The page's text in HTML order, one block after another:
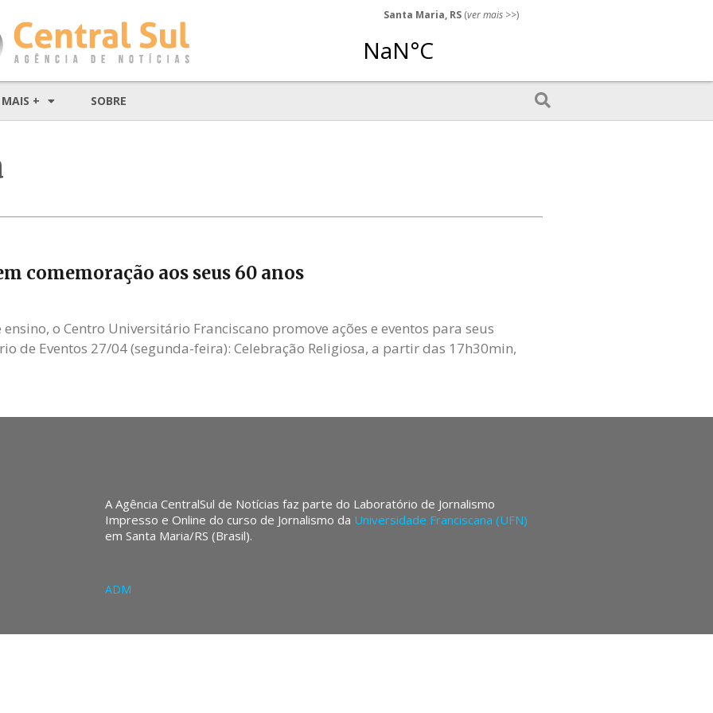
Santa Maria, RS (ver mais >>)
MAIS + SOBRE
comemoração aos seus 60 anos
o Centro Universitário Franciscano promove ações e eventos para seus
de Eventos 27/04 (segunda-feira): Celebração Religiosa, a partir das 17h30min,
A Agência CentralSul de Notícias faz parte do Laboratório de Jornalismo
Impresso e Online do curso de Jornalismo da Universidade Franciscana (UFN)
em Santa Maria/RS (Brasil).
ADM